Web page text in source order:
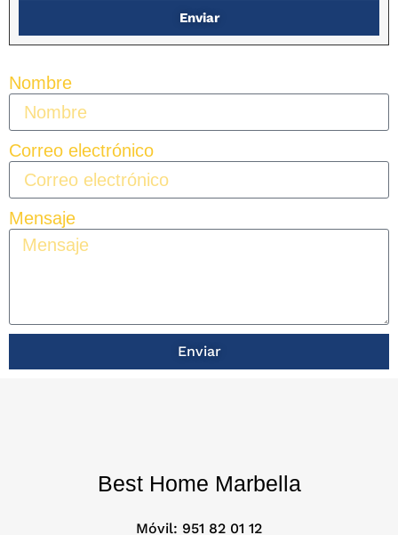
Enviar
Nombre
Correo electrónico
Mensaje
Enviar
Best Home Marbella
Móvil: 951 82 01 12